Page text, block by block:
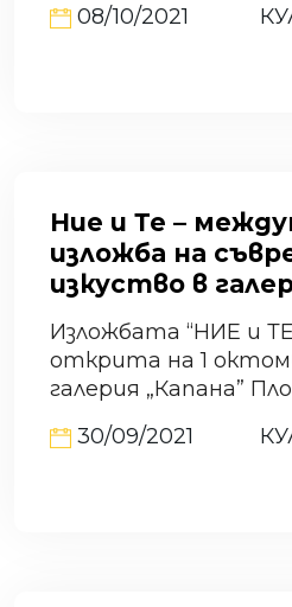
08/10/2021
Ние и Те –
изложба на
изкуство в
Изложбата “НИЕ и
открита на 1
галерия „Капана”
30/09/2021